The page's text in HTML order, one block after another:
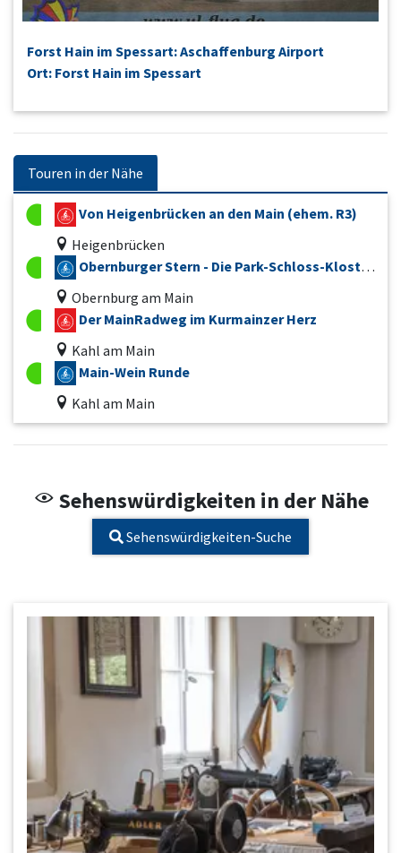
Forst Hain im Spessart: Aschaffenburg Airport
Ort: Forst Hain im Spessart
Touren in der Nähe
Von Heigenbrücken an den Main (ehem. R3)
Heigenbrücken
Obernburger Stern - Die Park-Schloss-Kloster-Route
Obernburg am Main
Der MainRadweg im Kurmainzer Herz
Kahl am Main
Main-Wein Runde
Kahl am Main
Sehenswürdigkeiten in der Nähe
Sehenswürdigkeiten-Suche